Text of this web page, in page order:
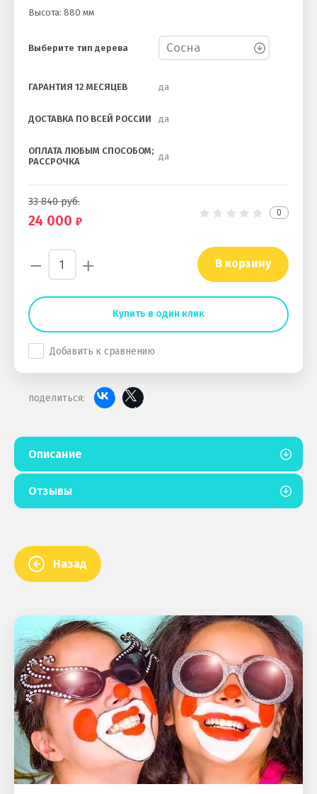
Высота: 880 мм
Выберите тип дерева
ГАРАНТИЯ 12 МЕСЯЦЕВ да
ДОСТАВКА ПО ВСЕЙ РОССИИ да
ОПЛАТА ЛЮБЫМ СПОСОБОМ;
РАССРОЧКА
да
33 840руб.
24 000 0
− + В корзину
Купить в один клик
Добавить к сравнению
поделиться:
Описание
Отзывы
Назад